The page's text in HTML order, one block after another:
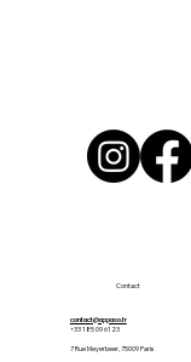
Contact
contact@appaso.fr
+33 1 85 09 61 23
7 Rue Meyerbeer, 75009 Paris